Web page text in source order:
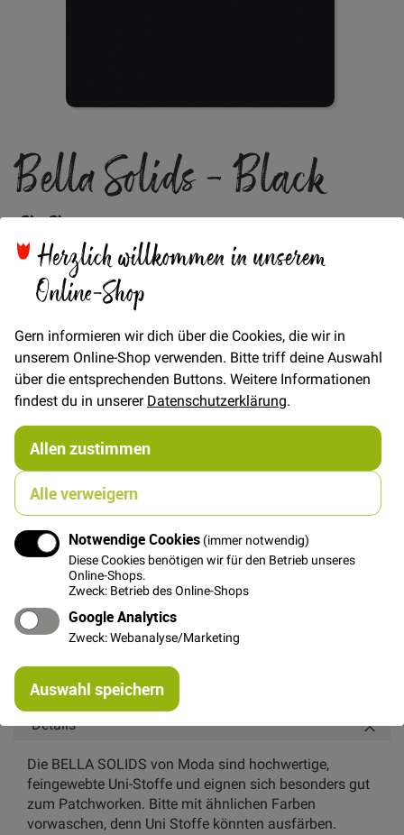
Herzlich willkommen in unserem
Online-Shop
Gern informieren wir dich über die Cookies, die wir in
unserem Online-Shop verwenden. Bitte triff deine Auswahl
über die entsprechenden Buttons. Weitere Informationen
findest du in unsererDatenschutzerklärung.
Allen zustimmen
Alle verweigern
Notwendige Cookies (immer notwendig)
Diese Cookies benötigen wir für den Betrieb unseres
Online-Shops.
Zweck: Betrieb des Online-Shops
Google Analytics
Zweck: Webanalyse/Marketing
Auswahl speichern
der
Bildgalerie
springen
Bella Solids - Black
99
Verfügbarkeit
Artikel
für
gruppiertes
Produkt
€/Meter(Freie Eingabe)
15,00 €
FAT QUARTER(ca. 50 x 55 cm)
5,00 €
In den Warenkorb
Details
Die BELLA SOLIDS von Moda sind hochwertige,
feingewebte Uni-Stoffe und eignen sich besonders gut
zum Patchworken. Bitte mit ähnlichen Farben
vorwaschen, denn Uni Stoffe könnten ausfärben.